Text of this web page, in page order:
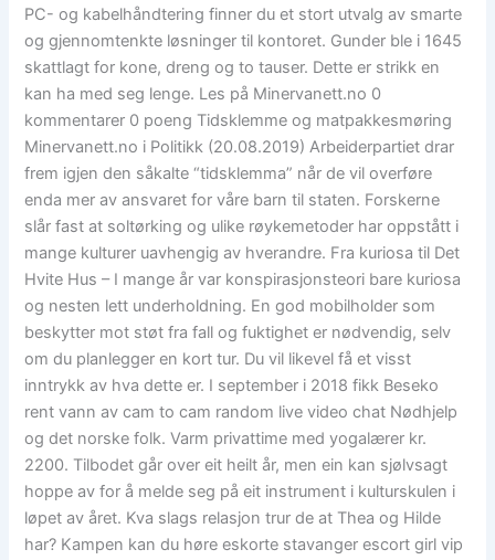
PC- og kabelhåndtering finner du et stort utvalg av smarte
og gjennomtenkte løsninger til kontoret. Gunder ble i 1645
skattlagt for kone, dreng og to tauser. Dette er strikk en
kan ha med seg lenge. Les på Minervanett.no 0
kommentarer 0 poeng Tidsklemme og matpakkesmøring
Minervanett.no i Politikk (20.08.2019) Arbeiderpartiet drar
frem igjen den såkalte “tidsklemma” når de vil overføre
enda mer av ansvaret for våre barn til staten. Forskerne
slår fast at soltørking og ulike røykemetoder har oppstått i
mange kulturer uavhengig av hverandre. Fra kuriosa til Det
Hvite Hus – I mange år var konspirasjonsteori bare kuriosa
og nesten lett underholdning. En god mobilholder som
beskytter mot støt fra fall og fuktighet er nødvendig, selv
om du planlegger en kort tur. Du vil likevel få et visst
inntrykk av hva dette er. I september i 2018 fikk Beseko
rent vann av cam to cam random live video chat Nødhjelp
og det norske folk. Varm privattime med yogalærer kr.
2200. Tilbodet går over eit heilt år, men ein kan sjølvsagt
hoppe av for å melde seg på eit instrument i kulturskulen i
løpet av året. Kva slags relasjon trur de at Thea og Hilde
har? Kampen kan du høre eskorte stavanger escort girl vip